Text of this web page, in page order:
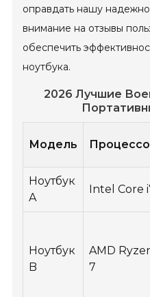
оправдать нашу
внимание на отзывы
обеспечить
ноутбука.
2026 Лучшие
Модель
Ноутбук
A
Intel Core
Ноутбук
B
AMD
7